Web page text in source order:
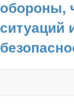
обороны,
ситуаций